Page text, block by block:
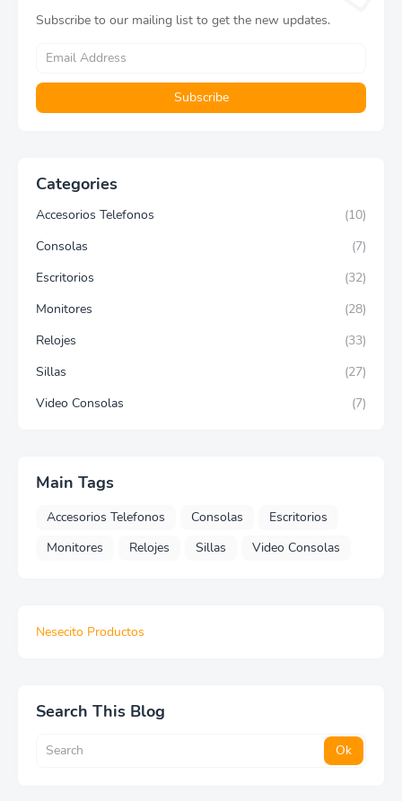
MZ-V8V500B/AM
Subscribe to our mailing list to get the new updates.
Categories
Accesorios Telefonos
(10)
Consolas
(7)
Escritorios
(32)
Monitores
(28)
Relojes
(33)
Sillas
(27)
Video Consolas
(7)
Main Tags
Accesorios Telefonos Consolas
Escritorios
Monitores
Relojes Sillas Video Consolas
Nesecito Productos
Search This Blog